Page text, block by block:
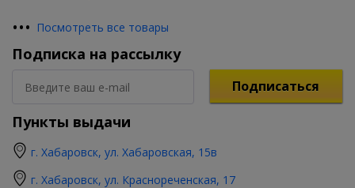
••• Посмотреть все товары
Подписка на рассылку
Подписаться
Пункты выдачи
г. Хабаровск, ул. Хабаровская, 15в
г. Хабаровск, ул. Краснореченская, 17